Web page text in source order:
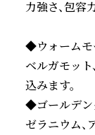
力強さ、包容
◆ウォームモ
ベルガモッ
込みます。
◆ゴールデン
ゼラニウム